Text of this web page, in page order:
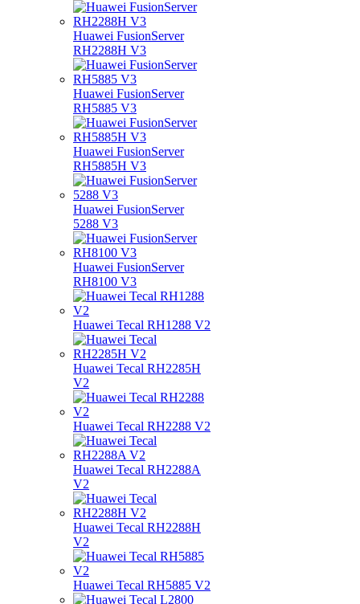
Huawei FusionServer
RH2288H V3
Huawei FusionServer
RH5885 V3
Huawei FusionServer
RH5885H V3
Huawei FusionServer
5288 V3
Huawei FusionServer
RH8100 V3
Huawei Tecal RH1288 V2
Huawei Tecal RH2285H
V2
Huawei Tecal RH2288 V2
Huawei Tecal RH2288A
V2
Huawei Tecal RH2288H
V2
Huawei Tecal RH5885 V2